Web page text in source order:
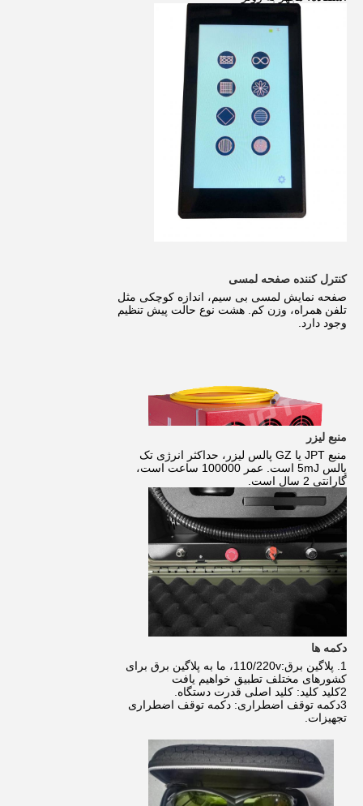
کنترل کننده صفحه لمسی
صفحه نمایش لمسی بی سیم، اندازه کوچکی مثل
تلفن همراه، وزن کم. هشت نوع حالت پیش تنظیم
وجود دارد.
منبع لیزر
منبع JPT یا GZ پالس لیزر، حداکثر انرژی تک
پالس 5mJ است. عمر 100000 ساعت است،
گارانتی 2 سال است.
دکمه ها
1. پلاگین برق:110/220v، ما به پلاگین برق برای
کشورهای مختلف تطبیق خواهیم یافت
2کلید کلید: کلید اصلی قدرت دستگاه.
3دکمه توقف اضطراری: دکمه توقف اضطراری
تجهیزات.